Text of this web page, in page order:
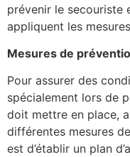
prévenir le secouriste
appliquent les
Mesures de
Pour assurer des
spécialement lors de
doit mettre en place,
différentes mesures
est d’établir un plan